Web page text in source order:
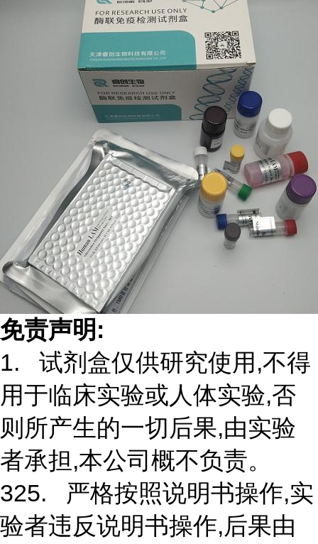
免责声明:
1. 试剂盒仅供研究使用,不得
用于临床实验或人体实验,否
则所产生的一切后果,由实验
者承担,本公司概不负责。
325. 严格按照说明书操作,实
验者违反说明书操作,后果由